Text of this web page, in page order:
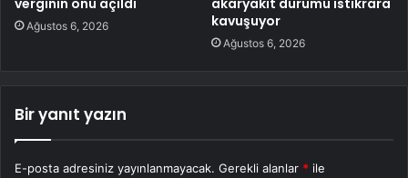
Ağustos 6, 2026
kavuşuyor
Ağustos 6, 2026
Bir yanıt yazın
E-posta adresiniz yayınlanmayacak. Gerekli alanlar * ile